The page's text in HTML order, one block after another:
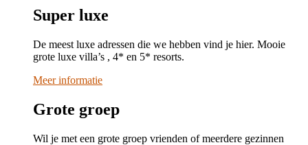
Super luxe
De meest luxe adressen die we hebben vind je hier. Mooie
grote luxe villa’s , 4* en 5* resorts.
Meer informatie
Grote groep
Wil je met een grote groep vrienden of meerdere gezinnen